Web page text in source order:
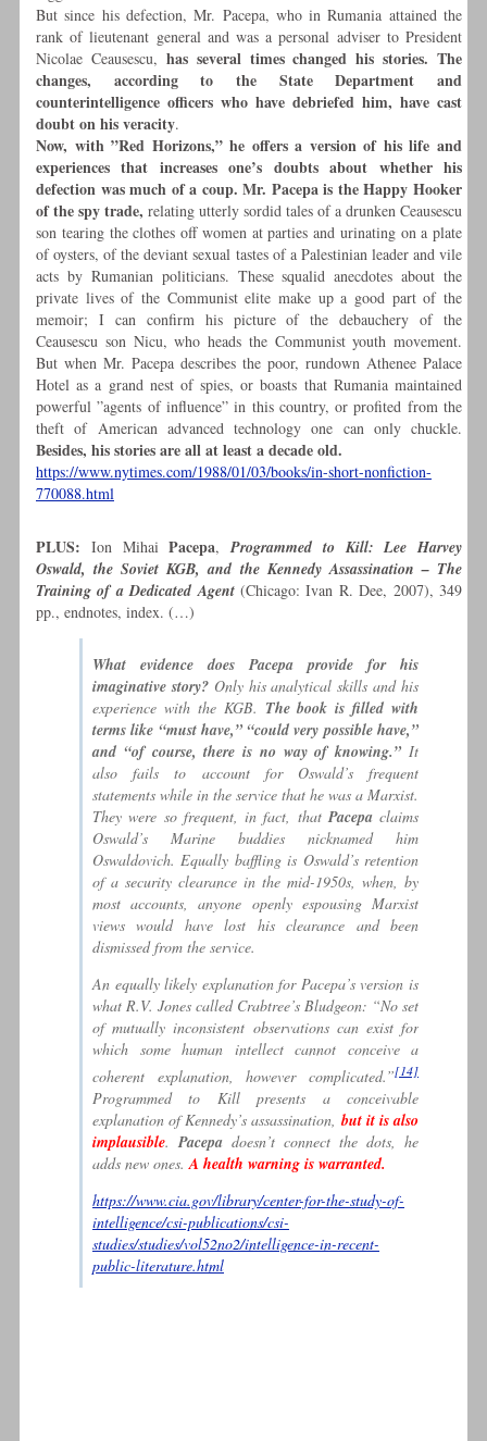
But since his defection, Mr. Pacepa, who in Rumania attained the
rank of lieutenant general and was a personal adviser to President
Nicolae Ceausescu, has several times changed his stories. The
changes, according to the State Department and
counterintelligence officers who have debriefed him, have cast
doubt on his veracity.
Now, with ”Red Horizons,” he offers a version of his life and
experiences that increases one’s doubts about whether his
defection was much of a coup. Mr. Pacepa is the Happy Hooker
of the spy trade, relating utterly sordid tales of a drunken Ceausescu
son tearing the clothes off women at parties and urinating on a plate
of oysters, of the deviant sexual tastes of a Palestinian leader and vile
acts by Rumanian politicians. These squalid anecdotes about the
private lives of the Communist elite make up a good part of the
memoir; I can confirm his picture of the debauchery of the
Ceausescu son Nicu, who heads the Communist youth movement.
But when Mr. Pacepa describes the poor, rundown Athenee Palace
Hotel as a grand nest of spies, or boasts that Rumania maintained
powerful ”agents of influence” in this country, or profited from the
theft of American advanced technology one can only chuckle.
Besides, his stories are all at least a decade old.
https://www.nytimes.com/1988/01/03/books/in-short-nonfiction-
770088.html
PLUS: Ion MihaiPacepa,Programmed to Kill: Lee Harvey
Oswald, the Soviet KGB, and the Kennedy Assassination – The
Training of a Dedicated Agent(Chicago: Ivan R. Dee, 2007), 349
pp., endnotes, index. (…)
What evidence doesPacepa provide for his
imaginative story? Only his analytical skills and his
experience with the KGB. The book is filled with
terms like “must have,” “could very possible have,”
and “of course, there is no way of knowing.” It
also fails to account for Oswald’s frequent
statements while in the service that he was a Marxist.
They were so frequent, in fact, thatPacepaclaims
Oswald’s Marine buddies nicknamed him
Oswaldovich. Equally baffling is Oswald’s retention
of a security clearance in the mid-1950s, when, by
most accounts, anyone openly espousing Marxist
views would have lost his clearance and been
dismissed from the service.
An equally likely explanation for Pacepa’s version is
what R.V. Jones called Crabtree’s Bludgeon: “No set
of mutually inconsistent observations can exist for
which some human intellect cannot conceive a
coherent explanation, however complicated.”[14]
Programmed to Killpresents a conceivable
explanation of Kennedy’s assassination, but it is also
implausible. Pacepa doesn’t connect the dots, he
adds new ones. A health warning is warranted.
https://www.cia.gov/library/center-for-the-study-of-
intelligence/csi-publications/csi-
studies/studies/vol52no2/intelligence-in-recent-
public-literature.html